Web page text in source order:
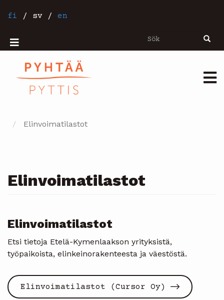
tillfi / sv / en
Sök Sök
Mobiilivalikko
Elinvoimatilastot
Elinvoimatilastot
Elinvoimatilastot
Etsi tietoja Etelä-Kymenlaakson yrityksistä,
työpaikoista, elinkeinorakenteesta ja väestöstä.
Elinvoimatilastot (Cursor Oy)